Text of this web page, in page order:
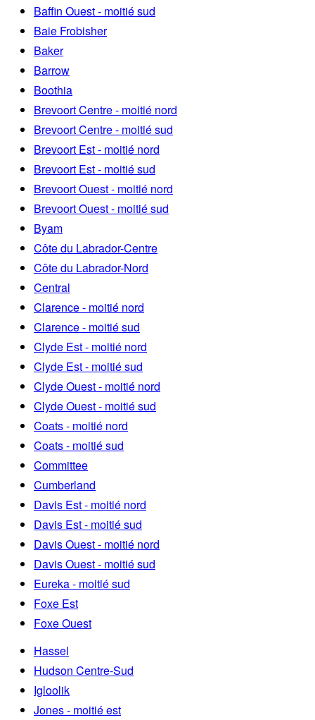
Baffin Ouest - moitié sud
Baie Frobisher
Baker
Barrow
Boothia
Brevoort Centre - moitié nord
Brevoort Centre - moitié sud
Brevoort Est - moitié nord
Brevoort Est - moitié sud
Brevoort Ouest - moitié nord
Brevoort Ouest - moitié sud
Byam
Côte du Labrador-Centre
Côte du Labrador-Nord
Central
Clarence - moitié nord
Clarence - moitié sud
Clyde Est - moitié nord
Clyde Est - moitié sud
Clyde Ouest - moitié nord
Clyde Ouest - moitié sud
Coats - moitié nord
Coats - moitié sud
Committee
Cumberland
Davis Est - moitié nord
Davis Est - moitié sud
Davis Ouest - moitié nord
Davis Ouest - moitié sud
Eureka - moitié sud
Foxe Est
Foxe Ouest
Hassel
Hudson Centre-Sud
Igloolik
Jones - moitié est